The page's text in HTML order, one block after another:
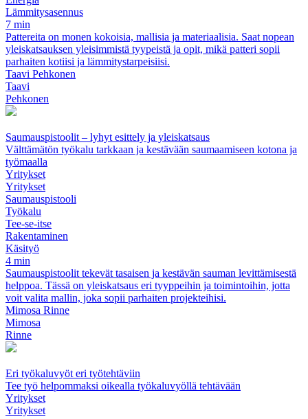
Lämmitysasennus
7 min
Pattereita on monen kokoisia, mallisia ja materiaalisia. Saat nopean
yleiskatsauksen yleisimmistä tyypeistä ja opit, mikä patteri sopii
parhaiten kotiisi ja lämmitystarpeisiisi.
Taavi Pehkonen
Taavi
Pehkonen
Saumauspistoolit – lyhyt esittely ja yleiskatsaus
Välttämätön työkalu tarkkaan ja kestävään saumaamiseen kotona ja
työmaalla
Yritykset
Yritykset
Saumauspistooli
Työkalu
Tee-se-itse
Rakentaminen
Käsityö
4 min
Saumauspistoolit tekevät tasaisen ja kestävän sauman levittämisestä
helppoa. Tässä on yleiskatsaus eri tyyppeihin ja toimintoihin, jotta
voit valita mallin, joka sopii parhaiten projekteihisi.
Mimosa Rinne
Mimosa
Rinne
Eri työkaluvyöt eri työtehtäviin
Tee työ helpommaksi oikealla työkaluvyöllä tehtävään
Yritykset
Yritykset